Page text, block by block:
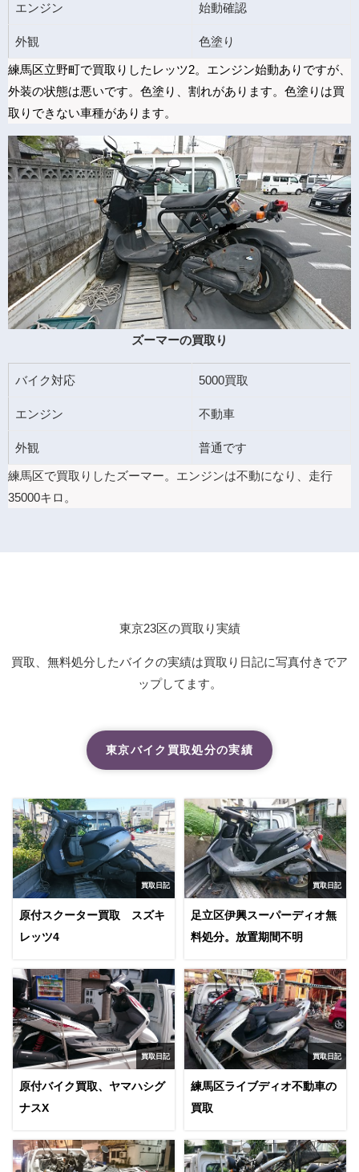
エンジン 始動確認
外観 色塗り
練馬区立野町で買取りしたレッツ2。エンジン始動ありですが、
外装の状態は悪いです。色塗り、割れがあります。色塗りは買
取りできない車種があります。
ズーマーの買取り
バイク対応 5000買取
エンジン 不動車
外観 普通です
練馬区で買取りしたズーマー。エンジンは不動になり、走行
35000キロ。
東京23区の買取り実績
買取、無料処分したバイクの実績は買取り日記に写真付きでア
ップしてます。
東京バイク買取処分の実績
買取日記
原付スクーター買取 スズキ
レッツ4
買取日記
足立区伊興スーパーディオ無
料処分。放置期間不明
買取日記
原付バイク買取、ヤマハシグ
ナスX
買取日記
練馬区ライブディオ不動車の
買取